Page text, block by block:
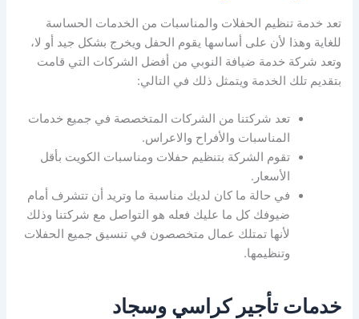
تعد خدمة تنظيم الحفلات والمناسبات من الخدمات الحساسة
للغاية وهذا لأن على أساسها يقوم الحفل ويخرج بشكل جيد أو لا،
وتعد شركة خدمة ضيافة النوبي من أفضل الشركات التي قامت
بتقديم تلك الخدمة ويتمثل ذلك في التالي:
تعد شركتنا من الشركات المتخصصة في جميع خدمات
المناسبات والأفراح والاعراس.
تقوم الشركة بتنظيم حفلات ومناسبات الكويت بأقل
الأسعار.
في حالة ما كان لديك مناسبة ما وتريد أن تتشرف أمام
ضيوفك كل ما عليك فعله هو التواصل مع شركتنا وذلك
لأنها تمتلك عمال متخصصون في تنسيق جميع الحفلات
وتنظيمها.
خدمات تأجير كراسي وسجاد